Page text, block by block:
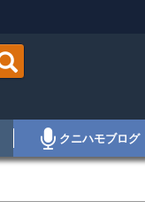
クニハモブログ